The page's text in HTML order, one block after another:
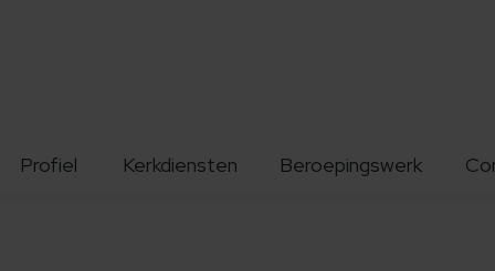
Profiel Kerkdiensten Beroepingswerk